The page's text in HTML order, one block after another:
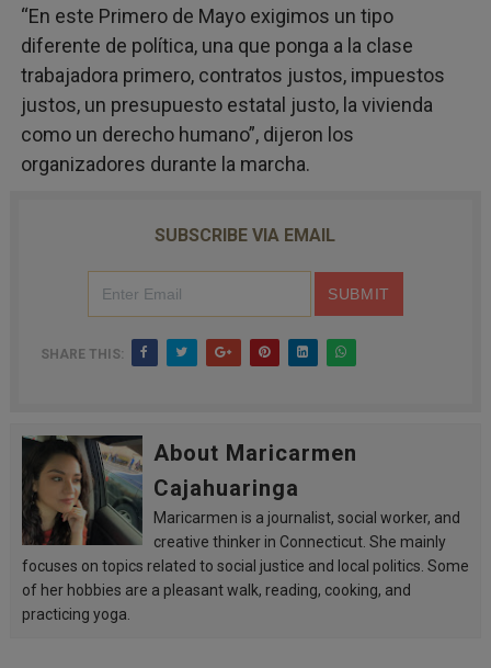
“En este Primero de Mayo exigimos un tipo
diferente de política, una que ponga a la clase
trabajadora primero, contratos justos, impuestos
justos, un presupuesto estatal justo, la vivienda
como un derecho humano”, dijeron los
organizadores durante la marcha.
SUBSCRIBE VIA EMAIL
SHARE THIS:
About Maricarmen
Cajahuaringa
Maricarmen is a journalist, social worker, and
creative thinker in Connecticut. She mainly
focuses on topics related to social justice and local politics. Some
of her hobbies are a pleasant walk, reading, cooking, and
practicing yoga.